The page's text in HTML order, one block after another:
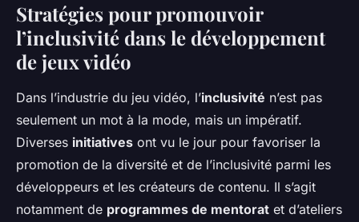
Stratégies pour promouvoir
l’inclusivité dans le développement
de jeux vidéo
Dans l’industrie du jeu vidéo, l’inclusivité n’est pas
seulement un mot à la mode, mais un impératif.
Diverses initiatives ont vu le jour pour favoriser la
promotion de la diversité et de l’inclusivité parmi les
développeurs et les créateurs de contenu. Il s’agit
notamment de programmes de mentorat et d’ateliers